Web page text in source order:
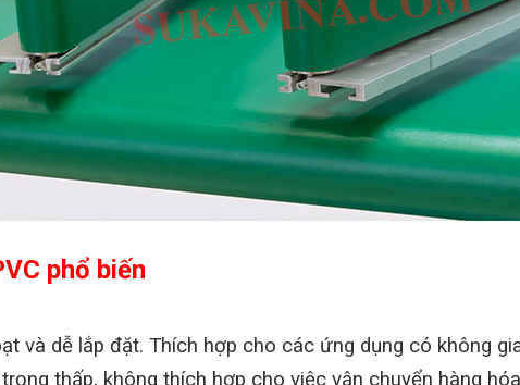
phổ biến
và dễ lắp đặt. Thích hợp cho các ứng dụng có không
thấp, không thích hợp cho việc vận chuyển hàng